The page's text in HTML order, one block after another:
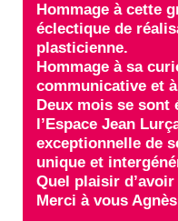
Hommage à cette
éclectique de
plasticienne.
Hommage à sa
communicative et
Deux mois se sont
l’Espace Jean
exceptionnelle de
unique et
Quel plaisir
Merci à vous Agnès